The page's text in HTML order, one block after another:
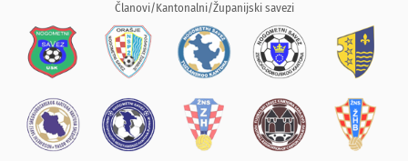
Članovi/Kantonalni/Županijski savezi